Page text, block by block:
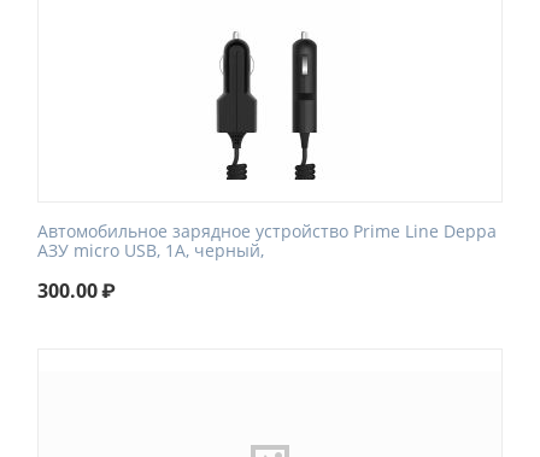
Автомобильное зарядное устройство Prime Line Deppa
АЗУ micro USB, 1A, черный,
300.00₽